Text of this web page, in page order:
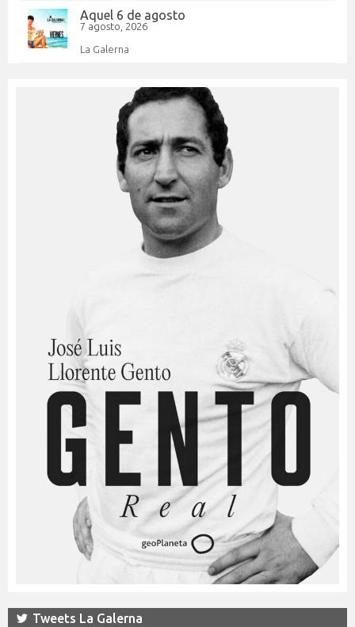
Aquel 6 de agosto
7 agosto, 2026
La Galerna
Tweets La Galerna